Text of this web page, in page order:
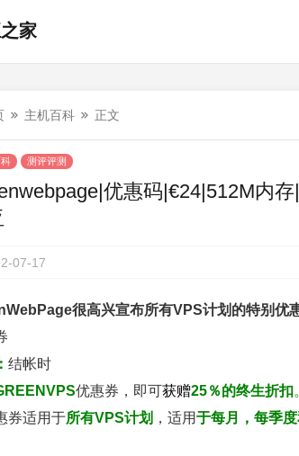
家
主机百科 正文
测评评测
优惠码|€24|512M内
07-17
很高兴宣布所有VPS计划的特别优惠
结帐时
优惠券，即可获赠25％的终生折扣
券适用于所有VPS计划 ，适用于每月，每季度